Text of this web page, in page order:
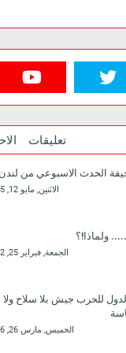
تعليقات
الاثنين, مايو 12, 2025
ولماذا!؟
الجمعة, فبراير 25, 2022
للحرب جيش بلا سلاح ولا
الخميس, مارس 26, 2026